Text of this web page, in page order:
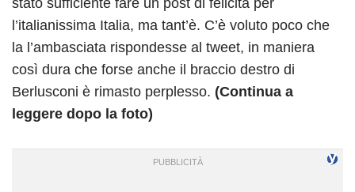
stato sufficiente fare un post di felicità per
l’italianissima Italia, ma tant’è. C’è voluto poco che
la l’ambasciata rispondesse al tweet, in maniera
così dura che forse anche il braccio destro di
Berlusconi è rimasto perplesso. (Continua a
leggere dopo la foto)